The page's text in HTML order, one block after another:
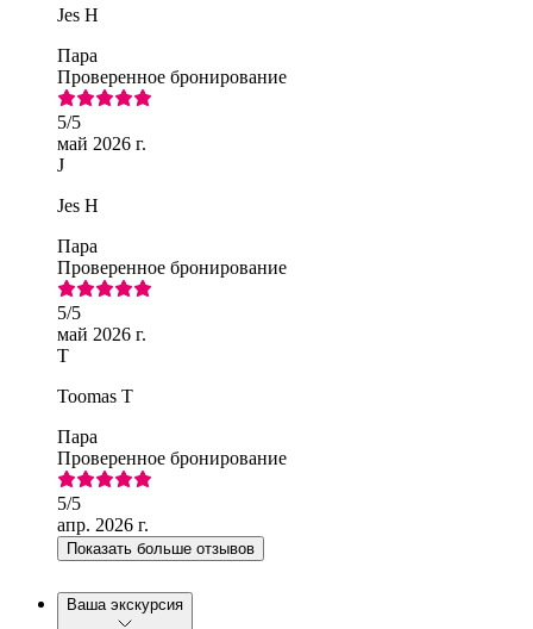
Jes H
Пара
Проверенное бронирование
5/5
май 2026 г.
J
Jes H
Пара
Проверенное бронирование
5/5
май 2026 г.
T
Toomas T
Пара
Проверенное бронирование
5/5
апр. 2026 г.
Показать больше отзывов
Ваша экскурсия